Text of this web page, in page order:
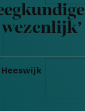
Heeswijk